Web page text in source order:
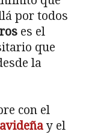
por todos
es el
que
la
con el
y el